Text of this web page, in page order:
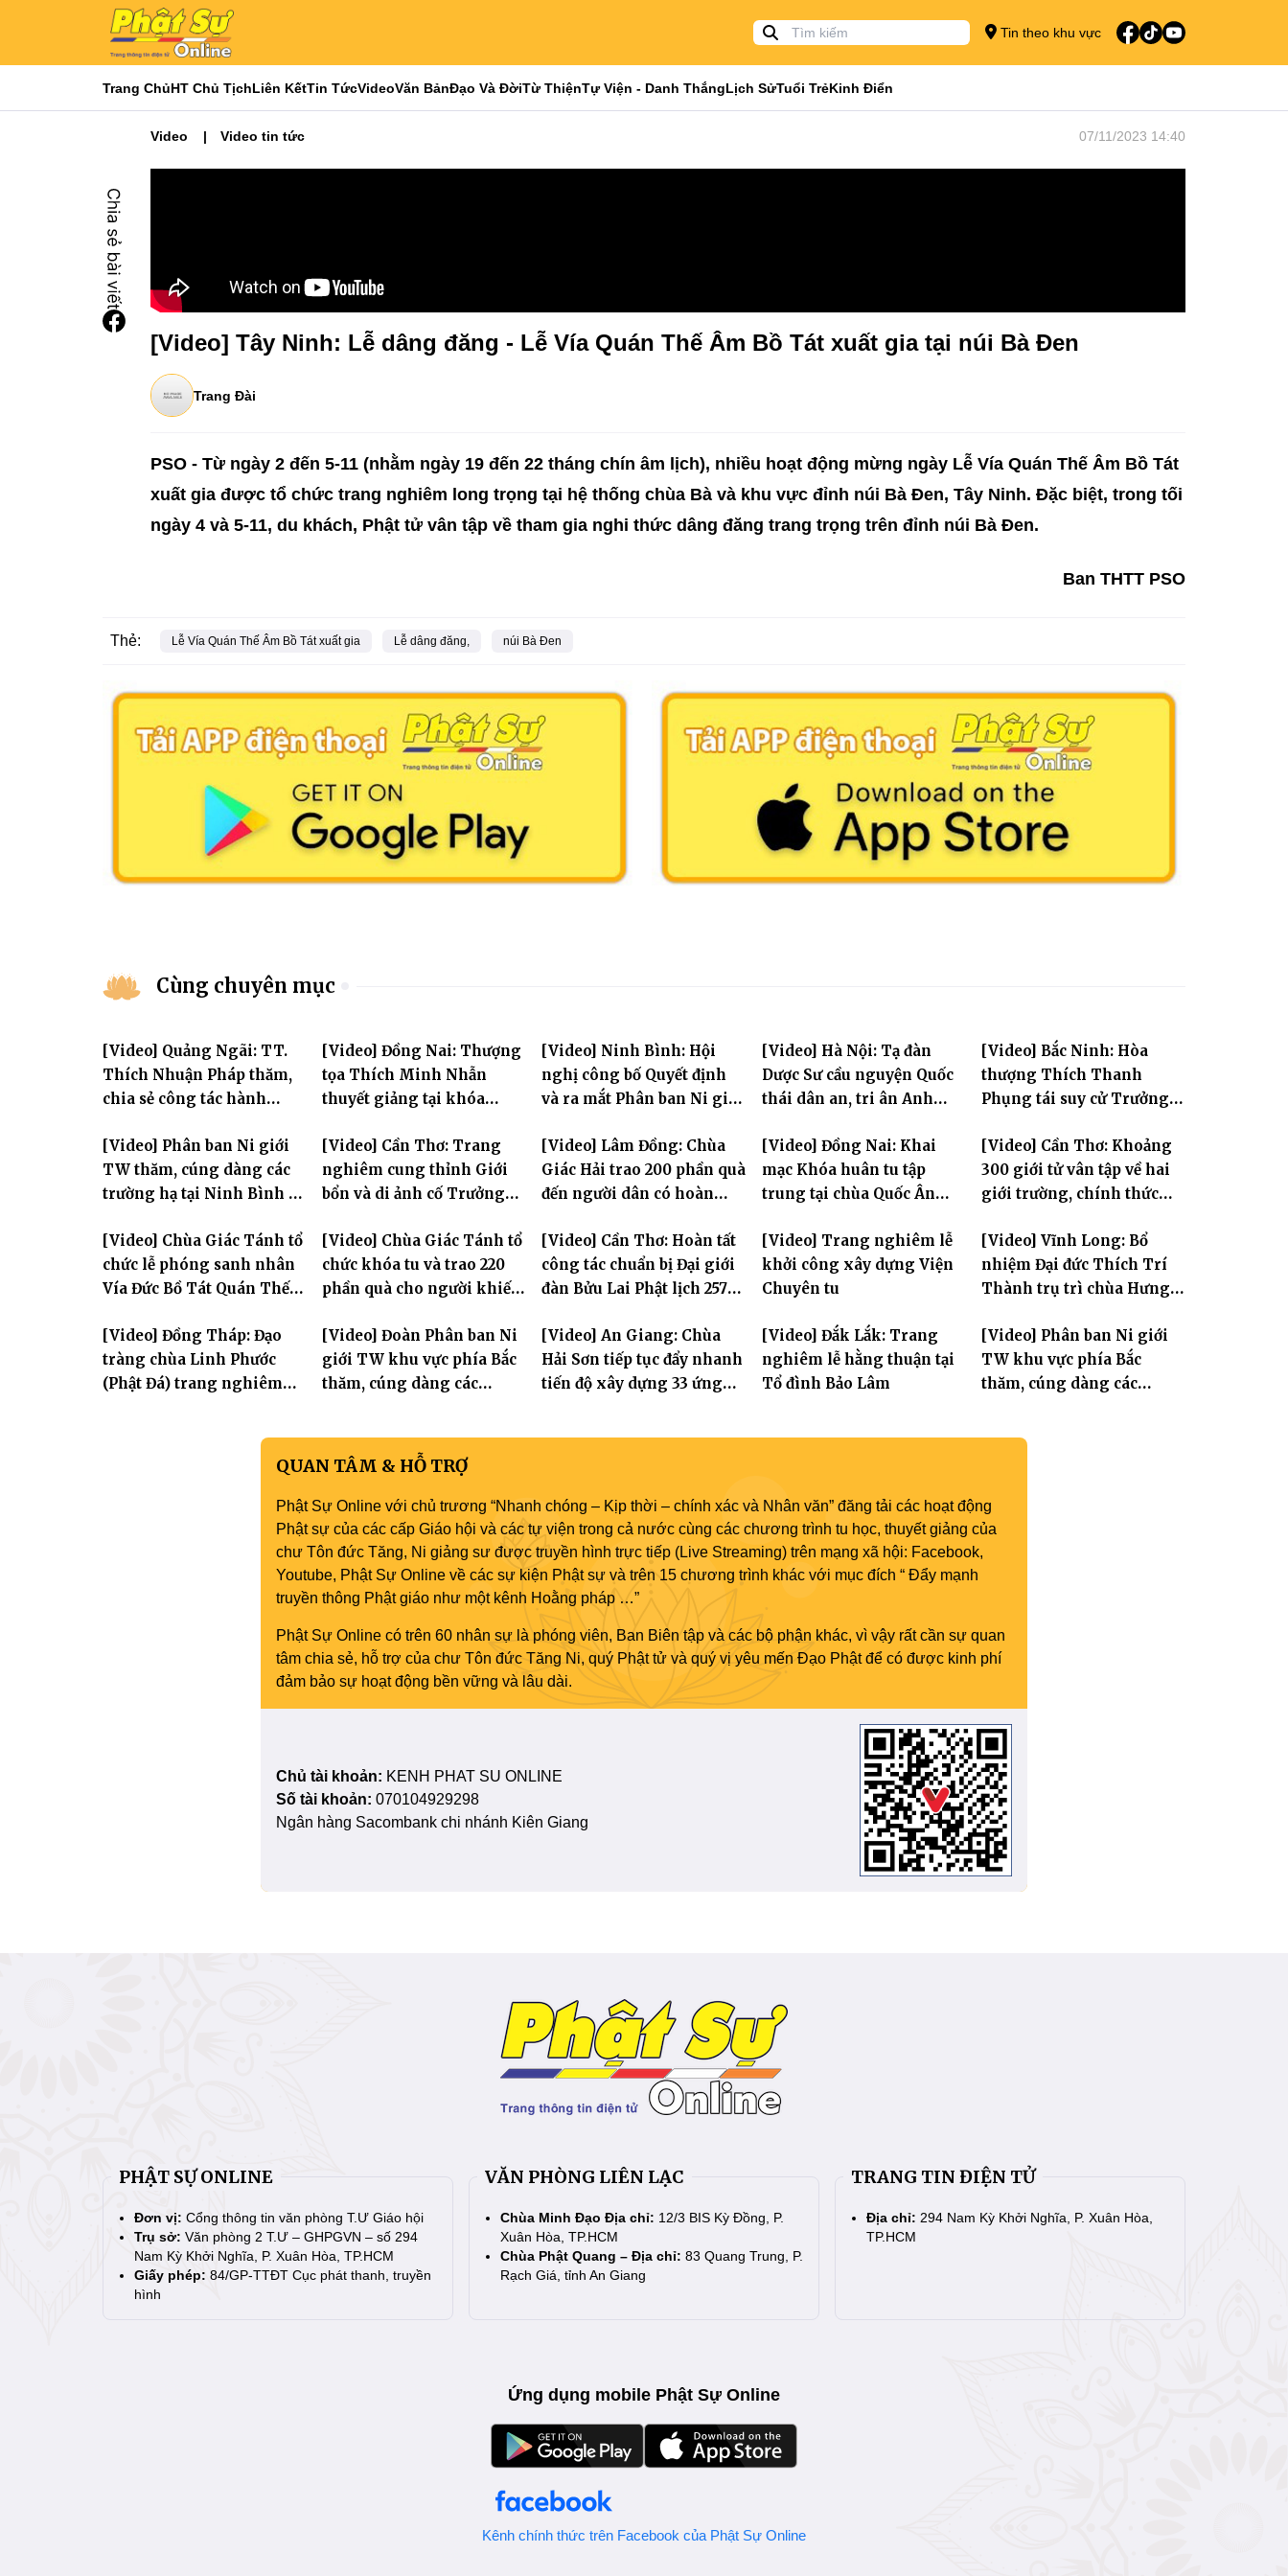
Tin theo khu vực
Trang ChủHT Chủ TịchLiên KếtTin TứcVideoVăn BảnĐạo Và ĐờiTừ ThiệnTự Viện - Danh ThắngLịch SửTuổi TrẻKinh Điển
Video Video tin tức 07/11/2023 14:40
[Video] Tây Ninh: Lễ dâng đăng - Lễ Vía Quán Thế Âm Bồ Tát xuất gia tại núi Bà Đen
Trang Đài
PSO - Từ ngày 2 đến 5-11 (nhằm ngày 19 đến 22 tháng chín âm lịch), nhiều hoạt động mừng ngày Lễ Vía Quán Thế Âm Bồ Tát
xuất gia được tổ chức trang nghiêm long trọng tại hệ thống chùa Bà và khu vực đỉnh núi Bà Đen, Tây Ninh. Đặc biệt, trong tối
ngày 4 và 5-11, du khách, Phật tử vân tập về tham gia nghi thức dâng đăng trang trọng trên đỉnh núi Bà Đen.
Ban THTT PSO
Thẻ: Lễ Vía Quán Thế Âm Bồ Tát xuất gia Lễ dâng đăng, núi Bà Đen
Cùng chuyên mục
[Video] Quảng Ngãi: TT.
Thích Nhuận Pháp thăm,
chia sẻ công tác hành
chư hành giả Ni
[Video] Đồng Nai: Thượng
tọa Thích Minh Nhẫn
thuyết giảng tại khóa
[Video] Ninh Bình: Hội
nghị công bố Quyết định
và ra mắt Phân ban Ni giới
[Video] Hà Nội: Tạ đàn
Dược Sư cầu nguyện Quốc
thái dân an, tri ân Anh
[Video] Bắc Ninh: Hòa
thượng Thích Thanh
Phụng tái suy cử Trưởng
[Video] Phân ban Ni giới
TW thăm, cúng dàng các
trường hạ tại Ninh Bình và
thần hộ trì Tam bảo
[Video] Cần Thơ: Trang
nghiêm cung thỉnh Giới
bổn và di ảnh cố Trưởng
Tôn hiệu Đại giới đàn – về
hai giới trường
[Video] Lâm Đồng: Chùa
Giác Hải trao 200 phần quà
đến người dân có hoàn
Dương
[Video] Đồng Nai: Khai
mạc Khóa huân tu tập
trung tại chùa Quốc Ân
[Video] Cần Thơ: Khoảng
300 giới tử vân tập về hai
giới trường, chính thức
đàn Bửu Lai PL.2570
[Video] Chùa Giác Tánh tổ
chức lễ phóng sanh nhân
Vía Đức Bồ Tát Quán Thế
[Video] Chùa Giác Tánh tổ
chức khóa tu và trao 220
phần quà cho người khiếm
[Video] Cần Thơ: Hoàn tất
công tác chuẩn bị Đại giới
đàn Bửu Lai Phật lịch 2570,
đăng đàn cầu giới
[Video] Trang nghiêm lễ
khởi công xây dựng Viện
Chuyên tu
[Video] Vĩnh Long: Bổ
nhiệm Đại đức Thích Trí
Thành trụ trì chùa Hưng
[Video] Đồng Tháp: Đạo
tràng chùa Linh Phước
(Phật Đá) trang nghiêm
[Video] Đoàn Phân ban Ni
giới TW khu vực phía Bắc
thăm, cúng dàng các
[Video] An Giang: Chùa
Hải Sơn tiếp tục đẩy nhanh
tiến độ xây dựng 33 ứng
[Video] Đắk Lắk: Trang
nghiêm lễ hằng thuận tại
Tổ đình Bảo Lâm
[Video] Phân ban Ni giới
TW khu vực phía Bắc
thăm, cúng dàng các
QUAN TÂM & HỖ TRỢ
Phật Sự Online với chủ trương “Nhanh chóng – Kịp thời – chính xác và Nhân văn” đăng tải các hoạt động
Phật sự của các cấp Giáo hội và các tự viện trong cả nước cùng các chương trình tu học, thuyết giảng của
chư Tôn đức Tăng, Ni giảng sư được truyền hình trực tiếp (Live Streaming) trên mạng xã hội: Facebook,
Youtube, Phật Sự Online về các sự kiện Phật sự và trên 15 chương trình khác với mục đích “ Đẩy mạnh
truyền thông Phật giáo như một kênh Hoằng pháp …”
Phật Sự Online có trên 60 nhân sự là phóng viên, Ban Biên tập và các bộ phận khác, vì vậy rất cần sự quan
tâm chia sẻ, hỗ trợ của chư Tôn đức Tăng Ni, quý Phật tử và quý vị yêu mến Đạo Phật để có được kinh phí
đảm bảo sự hoạt động bền vững và lâu dài.
Chủ tài khoản: KENH PHAT SU ONLINE
Số tài khoản: 070104929298
Ngân hàng Sacombank chi nhánh Kiên Giang
PHẬT SỰ ONLINE
Đơn vị: Cổng thông tin văn phòng T.Ư Giáo hội
Trụ sở: Văn phòng 2 T.Ư – GHPGVN – số 294
Nam Kỳ Khởi Nghĩa, P. Xuân Hòa, TP.HCM
Giấy phép: 84/GP-TTĐT Cục phát thanh, truyền
hình
VĂN PHÒNG LIÊN LẠC
Chùa Minh Đạo Địa chỉ: 12/3 BIS Kỳ Đồng, P.
Xuân Hòa, TP.HCM
Chùa Phật Quang – Địa chỉ: 83 Quang Trung, P.
Rạch Giá, tỉnh An Giang
TRANG TIN ĐIỆN TỬ
Địa chỉ: 294 Nam Kỳ Khởi Nghĩa, P. Xuân Hòa,
TP.HCM
Ứng dụng mobile Phật Sự Online
Kênh chính thức trên Facebook của Phật Sự Online